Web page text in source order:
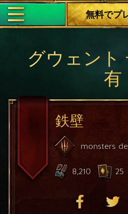
無料でプ
グウェント
有
鉄壁
monsters
8,210 25